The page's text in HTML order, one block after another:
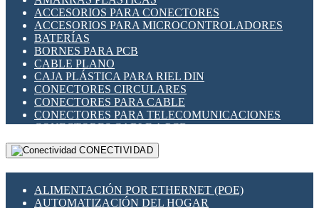
INDICADORES PARA PANEL
INTERFACES DE RELÉ
INTERRUPTORES FIN DE CARRERA
LLAVES CONMUTADORAS
MEDIDORES DE ENERGÍA Y TC'S DE CORRIENTE
MOTORES PASO A PASO
PANTALLAS HMI
PLC -CONTROLADORES LÓGICO PROGRAMABLES
PROGRAMADORES DE HORARIO
RELÉS DE PROTECCIÓN
SENSORES CAPACITIVOS
SENSORES INDUCTIVOS
ACCESORIOS PARA CONECTORES
ACCESORIOS PARA MICROCONTROLADORES
BATERÍAS
BORNES PARA PCB
CABLE PLANO
CAJA PLÁSTICA PARA RIEL DIN
CONECTORES CIRCULARES
CONECTORES PARA CABLE
CONECTORES PARA TELECOMUNICACIONES
CONECTORES CABLE A PCB
CONECTORES PCB A CABLE
DIP SWITCHES
HERRAMIENTAS VARIAS
ILUMINACIÓN LED
CONECTIVIDAD
ALIMENTACIÓN POR ETHERNET (POE)
AUTOMATIZACIÓN DEL HOGAR